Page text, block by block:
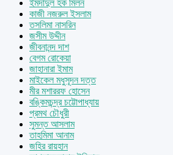
ইমদাদুল হক মিলন
কাজী নজরুল ইসলাম
তসলিমা নাসরিন
জসীম উদ্দীন
জীবনানন্দ দাশ
বেগম রোকেয়া
জাহানারা ইমাম
মাইকেল মধুসূদন দত্ত
মীর মশাররফ হোসেন
বঙ্কিমচন্দ্র চট্টোপাধ্যায়
প্রমথ চৌধুরী
সুমন্ত আসলাম
তাহমিমা আনাম
জহির রায়হান